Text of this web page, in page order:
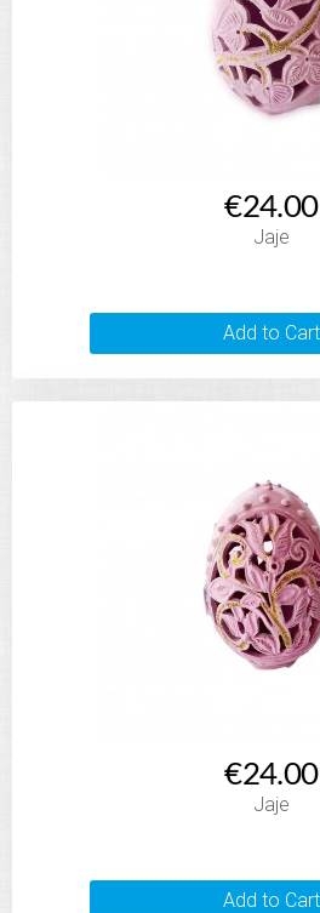
€24.00
Jaje
Add to Cart
€24.00
Jaje
Add to Cart